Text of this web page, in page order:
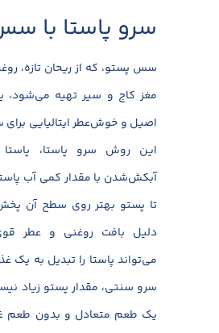
سرو پاستا با
سس پستو، که از ریحان تازه،
مغز کاج و سیر تهیه می‌شود،
اصیل و خوش‌عطر ایتالیایی
این روش سرو پاستا،
آبکش‌شدن با مقدار کمی آب
تا پستو بهتر روی سطح آن
دلیل بافت روغنی و عطر
می‌تواند پاستا را تبدیل به یک
سرو سنتی، مقدار پستو زیاد
یک طعم متعادل و بدون طعم